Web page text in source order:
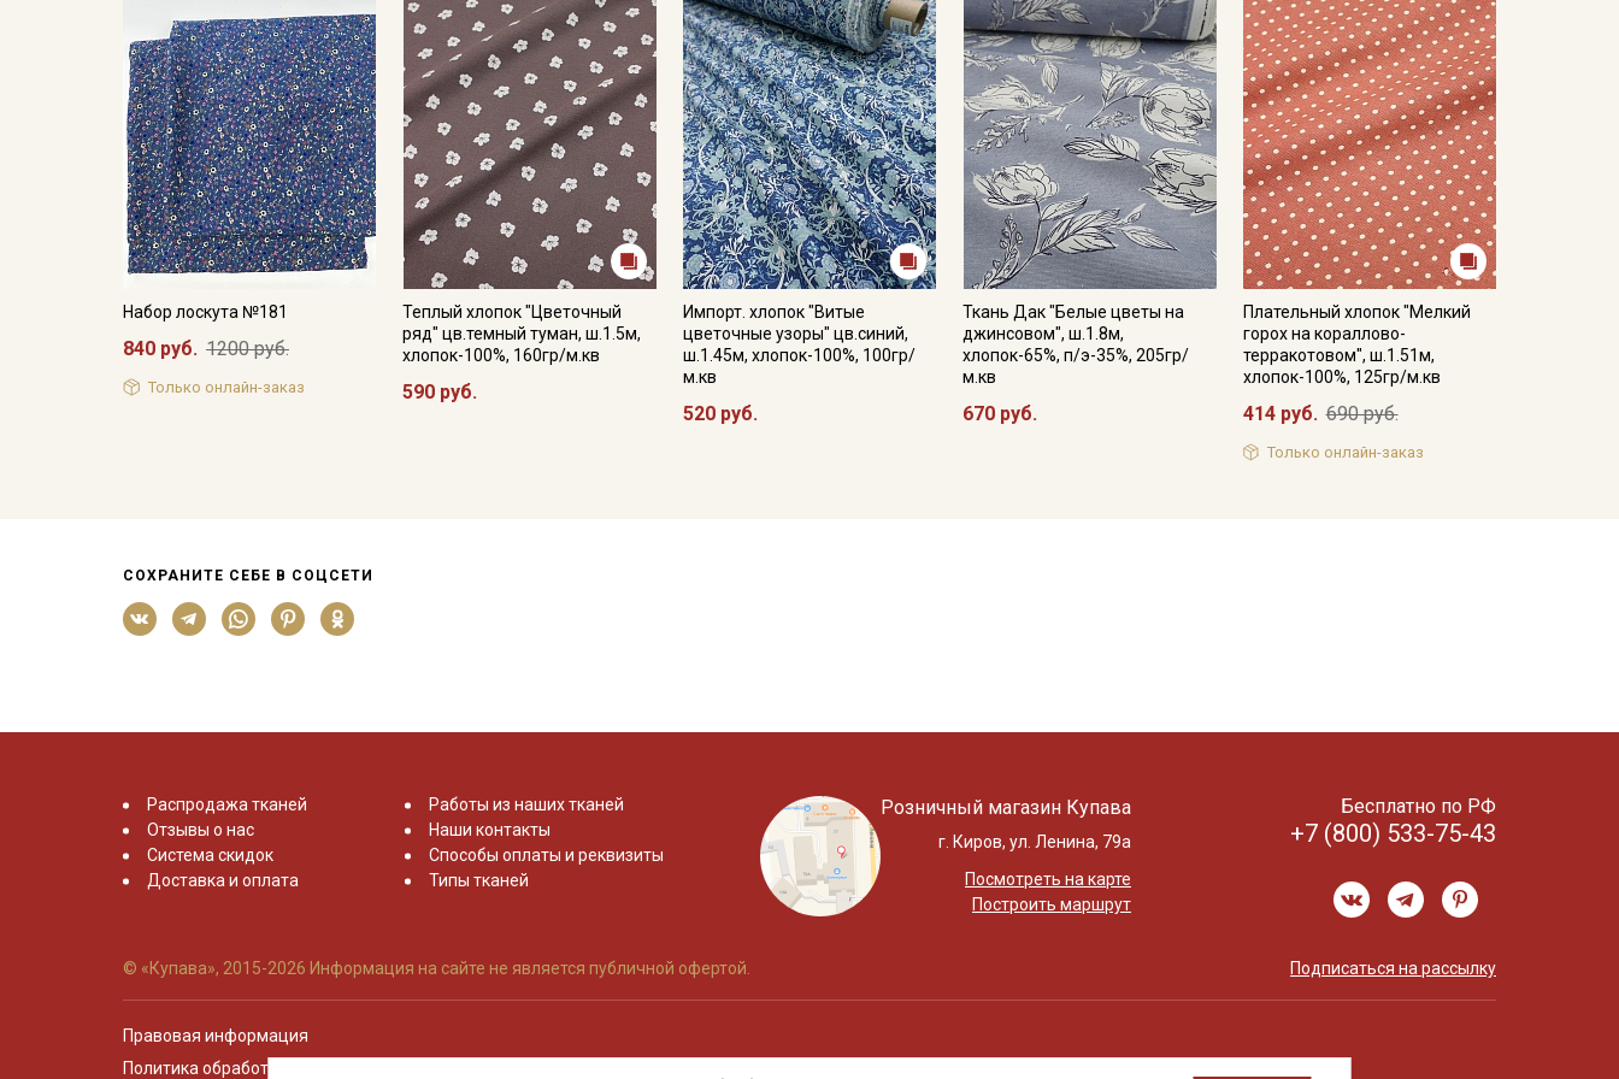
Набор лоскута №181
840 руб. 1200 руб.
Только онлайн-заказ
Теплый хлопок "Цветочный
ряд" цв.темный туман, ш.1.5м,
хлопок-100%, 160гр/м.кв
590 руб.
Импорт. хлопок "Витые
цветочные узоры" цв.синий,
ш.1.45м, хлопок-100%, 100гр/
м.кв
520 руб.
Ткань Дак "Белые цветы на
джинсовом", ш.1.8м,
хлопок-65%, п/э-35%, 205гр/
м.кв
670 руб.
Плательный хлопок "Мелкий
горох на кораллово-
терракотовом", ш.1.51м,
хлопок-100%, 125гр/м.кв
414 руб. 690 руб.
Только онлайн-заказ
СОХРАНИТЕ СЕБЕ В СОЦСЕТИ
Распродажа тканей
Отзывы о нас
Система скидок
Доставка и оплата
Работы из наших тканей
Наши контакты
Способы оплаты и реквизиты
Типы тканей
Розничный магазин Купава
г. Киров, ул. Ленина, 79а
Посмотреть на карте
Построить маршрут
Бесплатно по РФ
+7 (800) 533-75-43
© «Купава», 2015-2026 Информация на сайте не является публичной офертой. Подписаться на рассылку
Правовая информация
Политика обработки персональных данных